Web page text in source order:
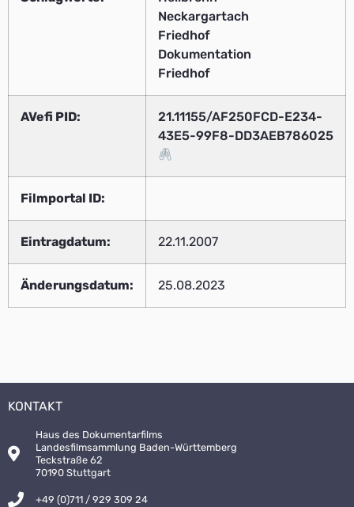
Neckargartach
Friedhof
Dokumentation
Friedhof
AVefi PID:
21.11155/AF250FCD-E234-
43E5-99F8-DD3AEB786025
Filmportal ID:
Eintragdatum: 22.11.2007
Änderungsdatum: 25.08.2023
KONTAKT
Haus des Dokumentarfilms
Landesfilmsammlung Baden-Württemberg
Teckstraße 62
70190 Stuttgart
+49 (0)711 / 929 309 24